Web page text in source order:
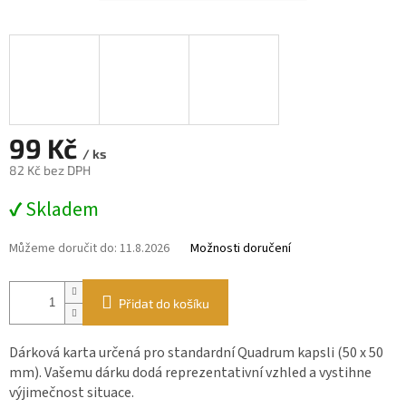
99 Kč / ks
82 Kč bez DPH
cena:
✔ Skladem
Můžeme doručit do: 11.8.2026 Možnosti doručení
Přidat do košíku
Dárková karta určená pro standardní Quadrum kapsli (50 x 50
mm). Vašemu dárku dodá reprezentativní vzhled a vystihne
výjimečnost situace.